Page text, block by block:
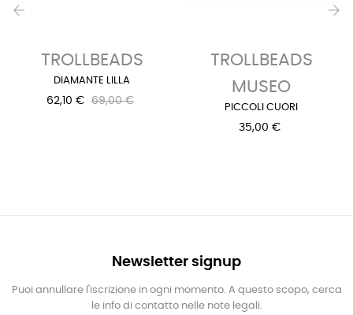
TROLLBEADS
DIAMANTE LILLA
62,10 € 69,00 €
TROLLBEADS
MUSEO
PICCOLI CUORI
35,00 €
Newsletter signup
Puoi annullare l'iscrizione in ogni momento. A questo scopo, cerca
le info di contatto nelle note legali.